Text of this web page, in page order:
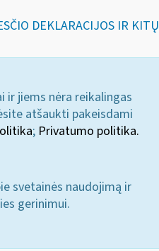
DEKLARACIJOS IR
jiems nėra reikalingas
atšaukti pakeisdami
; Privatumo politika.
svetainės naudojimą ir
gerinimui.